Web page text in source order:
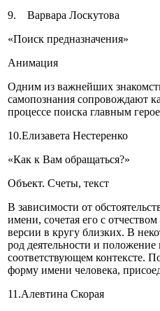
9. Варвара Лоскутова
«Поиск предназначения»
Анимация
Одним из важнейших
самопознания сопровождают
процессе поиска главным
10.Елизавета Нестеренко
«Как к Вам обращаться?»
Объект. Счеты, текст
В зависимости от
имени, сочетая его с
версии в кругу близких. В
род деятельности и
соответствующем контексте.
форму имени человека,
11.Алевтина Скорая